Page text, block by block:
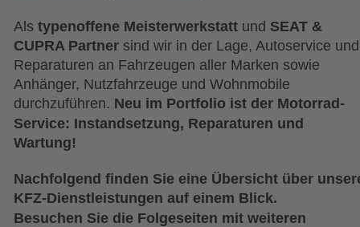
Als typenoffene Meisterwerkstatt und SEAT &
CUPRA Partner sind wir in der Lage, Autoservice
Reparaturen an Fahrzeugen aller Marken sowie
Anhänger, Nutzfahrzeuge und Wohnmobile
durchzuführen. Neu im Portfolio ist der Motorrad-
Service: Instandsetzung, Reparaturen und
Wartung!
Nachfolgend finden Sie eine Übersicht über
KFZ-Dienstleistungen auf einem Blick.
Besuchen Sie die Folgeseiten mit weiteren